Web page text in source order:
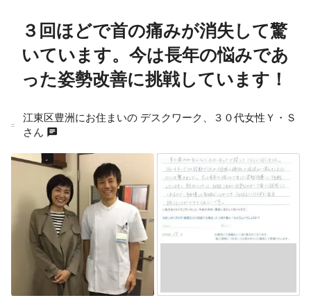
３回ほどで首の痛みが消失して驚
いています。今は長年の悩みであ
った姿勢改善に挑戦しています！
江東区豊洲にお住まいの デスクワーク、３０代女性Ｙ・Ｓ
さん chat